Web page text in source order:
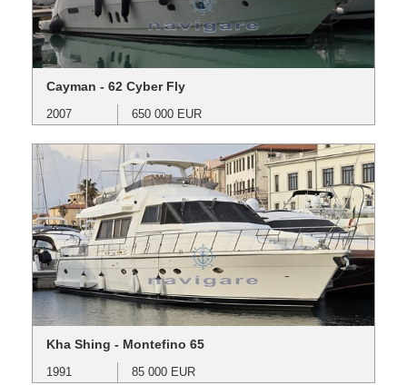
Cayman - 62 Cyber Fly
2007 650 000 EUR
Kha Shing - Montefino 65
1991 85 000 EUR